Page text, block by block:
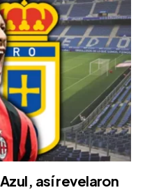
así revelaron